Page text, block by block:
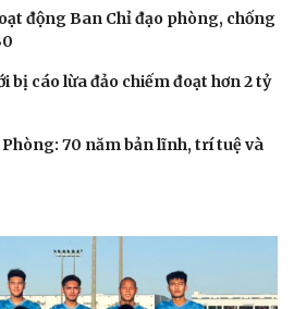
Sao Việt
động Ban Chỉ đạo phòng, chống
bị cáo lừa đảo chiếm đoạt hơn 2 tỷ
70 năm bản lĩnh, trí tuệ và